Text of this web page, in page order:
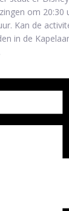
om 20:30
Kan de
in de